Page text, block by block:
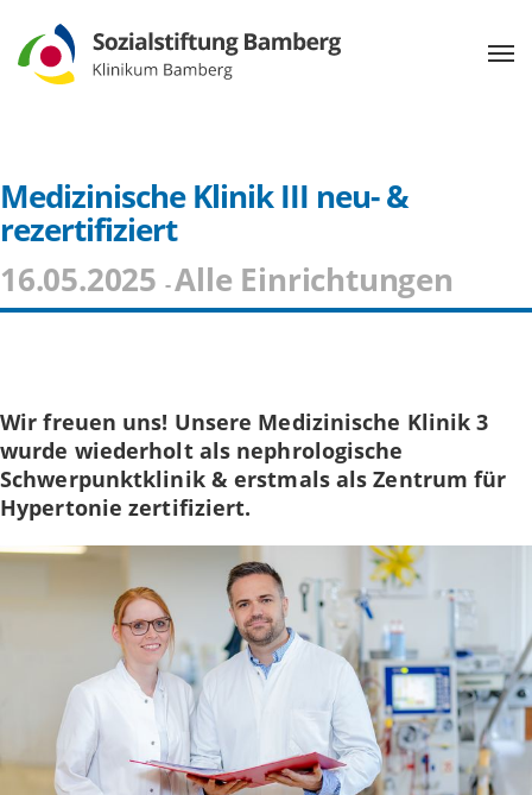
Medizinische Klinik III neu- &
rezertifiziert
16.05.2025 -Alle Einrichtungen
Wir freuen uns! Unsere Medizinische Klinik 3
wurde wiederholt als nephrologische
Schwerpunktklinik & erstmals als Zentrum für
Hypertonie zertifiziert.